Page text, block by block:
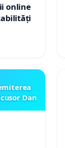
online
Dan